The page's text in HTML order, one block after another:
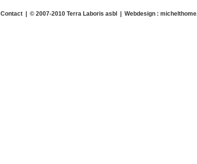
Contact| © 2007-2010 Terra Laboris asbl | Webdesign :